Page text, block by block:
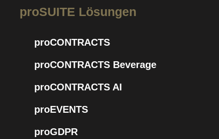
proSUITE Lösungen
proCONTRACTS
proCONTRACTS Beverage
proCONTRACTS AI
proEVENTS
proGDPR